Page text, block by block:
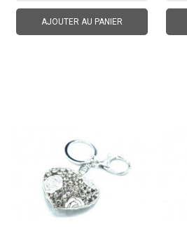
AJOUTER AU PANIER